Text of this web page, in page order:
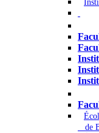
de